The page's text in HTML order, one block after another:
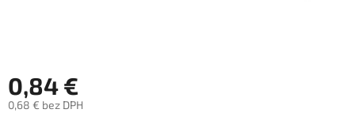
0,84 €
0,68 € bez DPH